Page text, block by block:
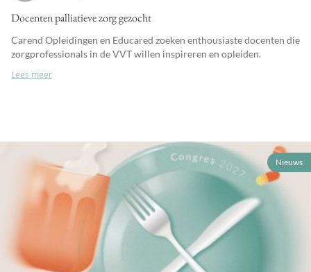
Docenten palliatieve zorg gezocht
Carend Opleidingen en Educared zoeken enthousiaste docenten die
zorgprofessionals in de VVT willen inspireren en opleiden.
Lees meer
Nieuws